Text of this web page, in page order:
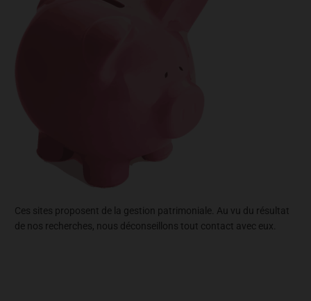
Ces sites proposent de la gestion patrimoniale. Au vu du résultat
de nos recherches, nous déconseillons tout contact avec eux.